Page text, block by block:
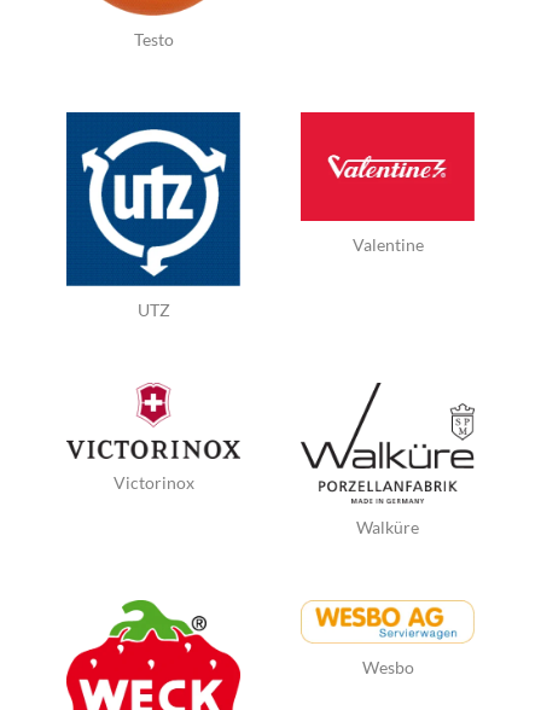
Testo
UTZ
Valentine
Victorinox
Walküre
Wesbo